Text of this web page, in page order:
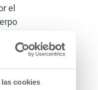
cookies
el
bien